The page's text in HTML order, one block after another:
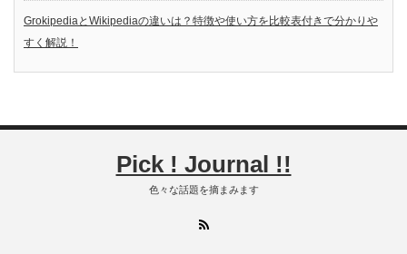
GrokipediaとWikipediaの違いは？特徴や使い方を比較表付きで分かりや
すく解説！
Pick ! Journal !!
色々な話題を摘まみます